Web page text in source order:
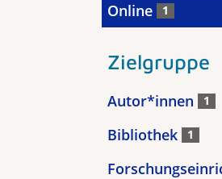
Online 1
Zielgruppe
Autor*innen 1
Bibliothek 1